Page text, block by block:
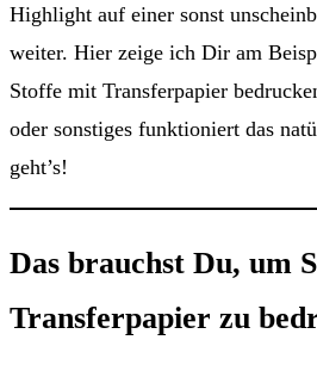
Highlight auf einer sonst
weiter. Hier zeige ich Dir am
Stoffe mit Transferpapier
oder sonstiges funktioniert das
geht’s!
Das brauchst Du, um
Transferpapier zu